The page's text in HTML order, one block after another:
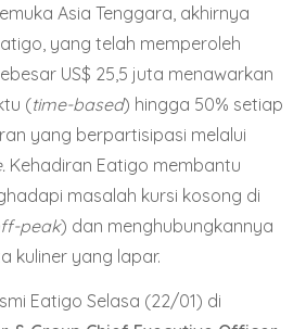
Asia Tenggara, akhirnya
yang telah memperoleh
US$ 25,5 juta menawarkan
(time-based) hingga 50% setiap
yang berpartisipasi melalui
Kehadiran Eatigo membantu
masalah kursi kosong di
peak) dan menghubungkannya
kuliner yang lapar.
Eatigo Selasa (22/01) di